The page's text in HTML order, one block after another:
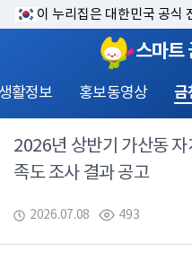
이 누리집은 대한민국 공식
스마트
활정보 홍보동영상 금
2026년 상반기 가산동 자치회관 프로그램 및 강사 만
족도 조사 결과 공고
2026.07.08 493